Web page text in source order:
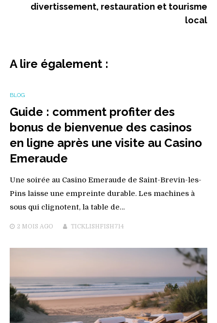
divertissement, restauration et tourisme
local
A lire également :
BLOG
Guide : comment profiter des
bonus de bienvenue des casinos
en ligne après une visite au Casino
Emeraude
Une soirée au Casino Emeraude de Saint-Brevin-les-
Pins laisse une empreinte durable. Les machines à
sous qui clignotent, la table de…
2 MOIS AGO TICKLISHFISH714